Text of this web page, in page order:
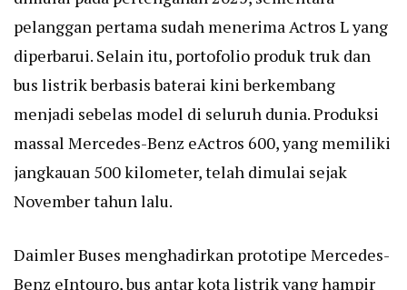
pelanggan pertama sudah menerima Actros L yang
diperbarui. Selain itu, portofolio produk truk dan
bus listrik berbasis baterai kini berkembang
menjadi sebelas model di seluruh dunia. Produksi
massal Mercedes-Benz eActros 600, yang memiliki
jangkauan 500 kilometer, telah dimulai sejak
November tahun lalu.
Daimler Buses menghadirkan prototipe Mercedes-
Benz eIntouro, bus antar kota listrik yang hampir